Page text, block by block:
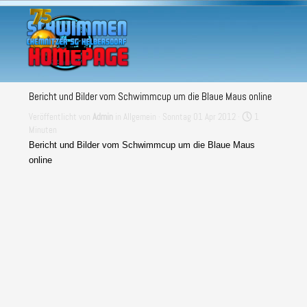
Direkt zum Seiteninhalt
Menü überspringen
Bericht und Bilder vom Schwimmcup um die Blaue Maus online
Veröffentlicht von Admin Allgemein · Sonntag 01 Apr 2012 ·
1
Minuten
Bericht und Bilder vom Schwimmcup um die Blaue Maus
online